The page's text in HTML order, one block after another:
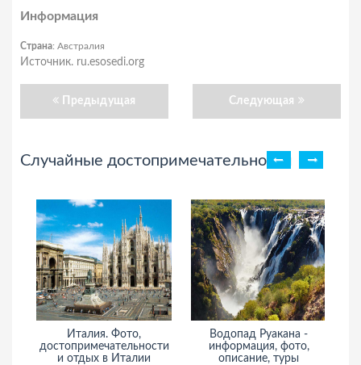
Информация
Страна: Австралия
Источник. ru.esosedi.org
Предыдущая Следующая
Случайные достопримечательности
Италия. Фото,
достопримечательности
и отдых в Италии
Водопад Руакана -
информация, фото,
описание, туры